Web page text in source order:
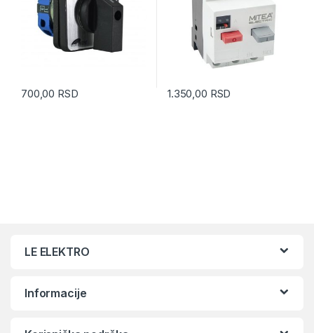
700,00 RSD 1.350,00 RSD
LE ELEKTRO
Informacije